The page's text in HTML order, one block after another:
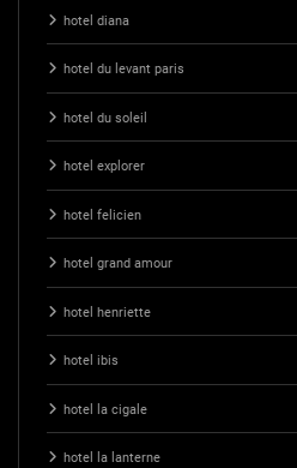
hotel diana
hotel du levant paris
hotel du soleil
hotel explorer
hotel felicien
hotel grand amour
hotel henriette
hotel ibis
hotel la cigale
hotel la lanterne